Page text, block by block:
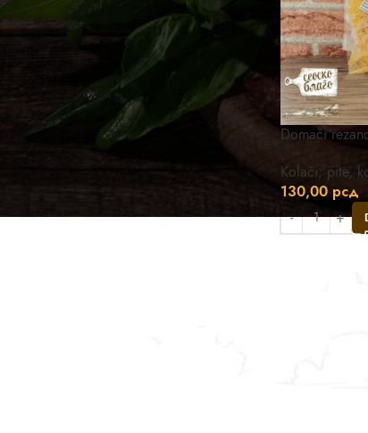
Domaći
Kolači, pite,
130,00 рсд